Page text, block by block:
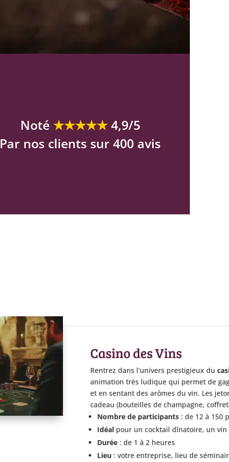
Noté ★★★★★4,9/5
Par nos clients sur 400 avis
Casino des Vins
Rentrez dans l’univers prestigieux du
animation très ludique qui permet de
et en sentant des arômes du vin. Les
cadeau (bouteilles de champagne,
Nombre de participants: de 12 à 150
Idéalpour un cocktail dînatoire, un vin
Durée: de 1 à 2 heures
Lieu : votre entreprise, lieu de